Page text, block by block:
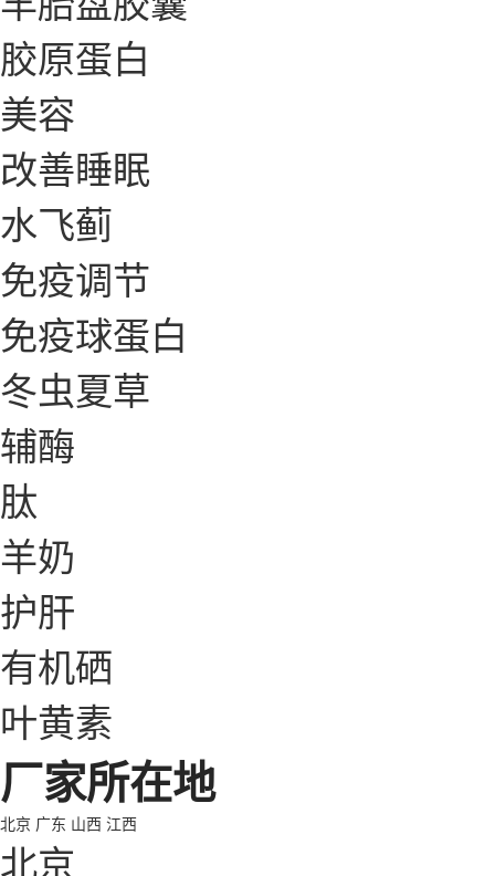
胶原蛋白
美容
改善睡眠
水飞蓟
免疫调节
免疫球蛋白
冬虫夏草
辅酶
肽
羊奶
护肝
有机硒
叶黄素
厂家所在地
北京 广东 山西 江西
北京